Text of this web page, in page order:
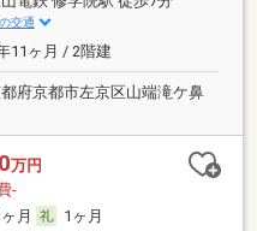
交通
11ヶ月 / 2階建
府京都市左京区山端滝ケ鼻
万円
-
月
1ヶ月